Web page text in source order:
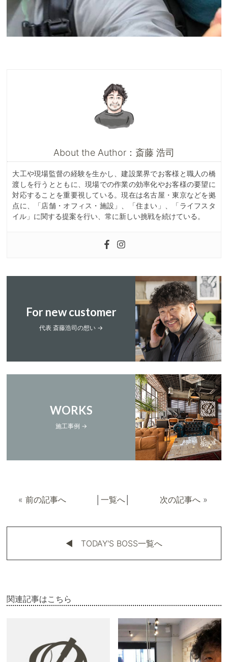
About the Author：斎藤 浩司
大工や現場監督の経験を生かし、建設業界でお客様と職人の橋
渡しを行うとともに、現場での作業の効率化やお客様の要望に
対応することを重要視している。現在は名古屋・東京などを拠
点に、「店舗・オフィス・施設」、「住まい」、「ライフスタ
イル」に関する提案を行い、常に新しい挑戦を続けている。
For new customer
代表 斎藤浩司の想い →
WORKS
施工事例 →
« 前の記事へ 一覧へ│ 次の記事へ»
◀︎ TODAY'S BOSS一覧へ
関連記事はこちら